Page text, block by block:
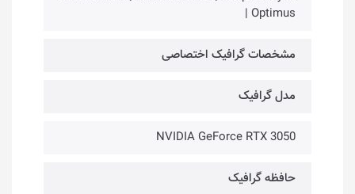
| Optimus
مشخصات گرافیک اختصاصی
مدل گرافیک
NVIDIA GeForce RTX 3050
حافظه گرافیک